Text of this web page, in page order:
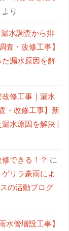
より
水調査から排
査・改修工事】
漏水原因を解
修工事｜漏水
・改修工事】新
水原因を解決 |
できる！？ に
リラ豪雨によ
の活動ブログ
雨水管増設工事】